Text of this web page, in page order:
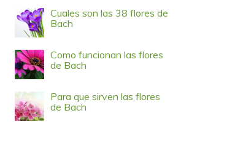
Cuales son las 38 flores de
Bach
Como funcionan las flores
de Bach
Para que sirven las flores
de Bach